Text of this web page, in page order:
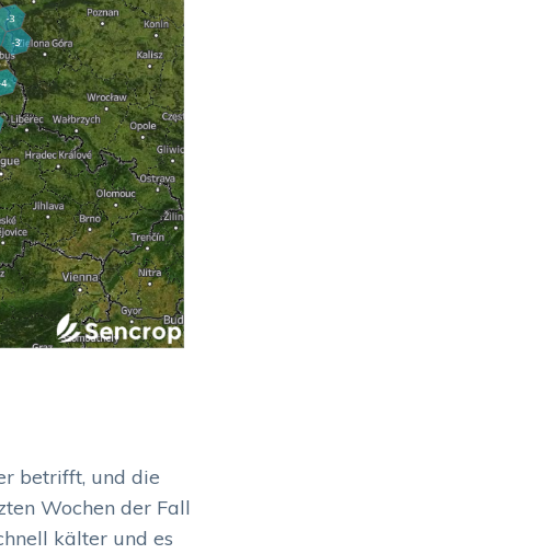
betrifft, und die
Wochen der Fall
kälter und es